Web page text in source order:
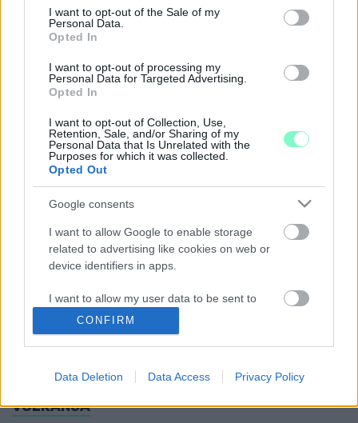
consent section.
I want to opt-out of the Sale of my
Personal Data.
Opted In
I want to opt-out of processing my
Personal Data for Targeted Advertising.
Opted In
I want to opt-out of Collection, Use,
Retention, Sale, and/or Sharing of my
Personal Data that Is Unrelated with the
Purposes for which it was collected.
Opted Out
Google consents
I want to allow Google to enable storage
related to advertising like cookies on web or
device identifiers in apps.
I want to allow my user data to be sent to
Google for online advertising purposes.
I want to allow Google to send me
related to analytics like cookies on web or
CONFIRM
Data Deletion Data Access Privacy Policy
2022. július. 08. 06:24
Abe Sinzó a leghosszabb ideig hivatalban lévő miniszterelnöke
130 MILLIÓ FORINTNYI COVID-SEGÉLLYEL
LÉPETT MEG EGY JAPÁN FÉRFI
2022. május. 18. 19:37
Véletlenül egy embernek utalták ki egy egész település segélyét,
ő pedig nem kérdezősködött, elfogadta a pénzt.
ERŐS FÖLDRENGÉS RÁZTA MEG JAPÁN
ÉSZAKKELETI RÉSZÉT, KÖZTÜK FUKUSIMÁT IS
2022. március. 16. 17:37
Erős, a Richter-skála szerinti 7,3-as magnitúdójú földrengés
rázta meg helyi idő szerint szerdán éjszaka Japán északkeleti
partvidékét, a hatóságok szökőárriadót rendeltek el Fukusima és
Mijagi prefektúrákra - közölte a NHK japán közszolgálati
KANADÁBAN ÁRADÁSOK VANNAK, EZÉRT
ELFOGYOTT JAPÁNBAN A MEKIS KRUMPLI
2021. december. 23. 16:00
VULKÁNJA